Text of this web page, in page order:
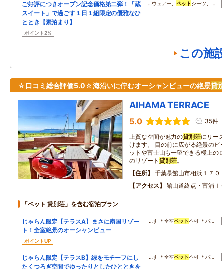
ご好評につきオープン記念価格第二弾！「蔵
スイート」で過ごす１日１組限定の優雅なひ
ととき【素泊まり】
ポイント2%
…ウェアー、 ペット シーツ、…
この施
☆口コミ総合評価5.0☆海沿いに佇むオーシャンビューの絶景貸
AIHAMA TERRACE
5.0 35件
上質な空間が魅力の貸別荘にリー
けます。 目の前に広がる絶景の
ットや富士山も一望できる極上の
のリゾート 貸別荘。
住所
千葉県館山市相浜１７０
アクセス
館山道終点・富浦
「ペット 貸別荘」を含む宿泊プラン
じゃらん限定【テラスA】まさに南国リゾー
ト！全室絶景のオーシャンビュー
ポイントUP
…す ＊全室ペット不可 ＊バ…
じゃらん限定【テラスB】緑をモチーフにし
たくつろぎ空間でゆったりとしたひとときを
…す ＊全室ペット不可 ＊バ…